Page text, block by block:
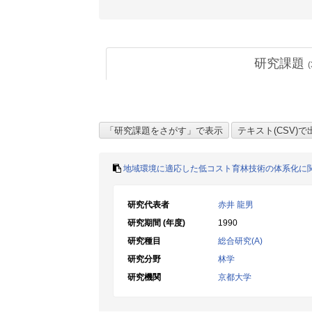
研究課題 (
地域環境に適応した低コスト育林技術の体系化に
研究代表者
赤井 龍男
研究期間 (年度)
1990
研究種目
総合研究(A)
研究分野
林学
研究機関
京都大学